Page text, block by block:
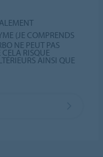
(JE COMPRENDS
NE PEUT PAS
RISQUE
AINSI QUE